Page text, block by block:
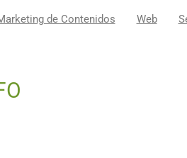
de Contenidos Web